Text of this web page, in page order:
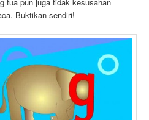
Buktikan sendiri!